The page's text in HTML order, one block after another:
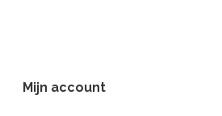
Mijn account